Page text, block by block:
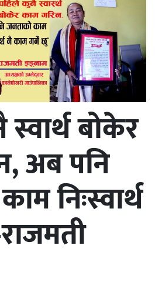
बोकेर
अब पनि
निःस्वार्थ